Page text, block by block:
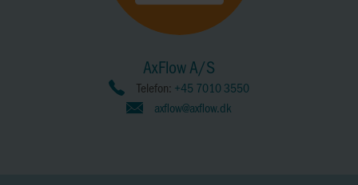
AxFlow A/S
Telefon: +45 7010 3550
axflow@axflow.dk